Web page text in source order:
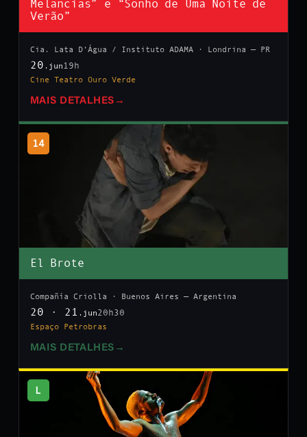
Melancias” e “Sonho de Uma Noite de
Verão”
Cia. Lata D’Água / Instituto ADAMA · Londrina — PR
20 .jun 19h
Cine Teatro Ouro Verde
MAIS DETALHES →
14
El Brote
Compañía Criolla · Buenos Aires — Argentina
20 · 21 .jun20h30
Espaço Petrobras
MAIS DETALHES →
L